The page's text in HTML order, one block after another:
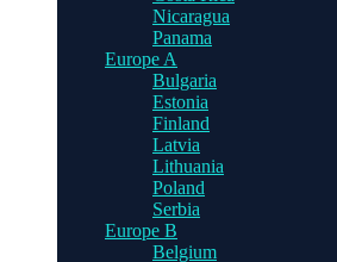
Nicaragua
Panama
Europe A
Bulgaria
Estonia
Finland
Latvia
Lithuania
Poland
Serbia
Europe B
Belgium